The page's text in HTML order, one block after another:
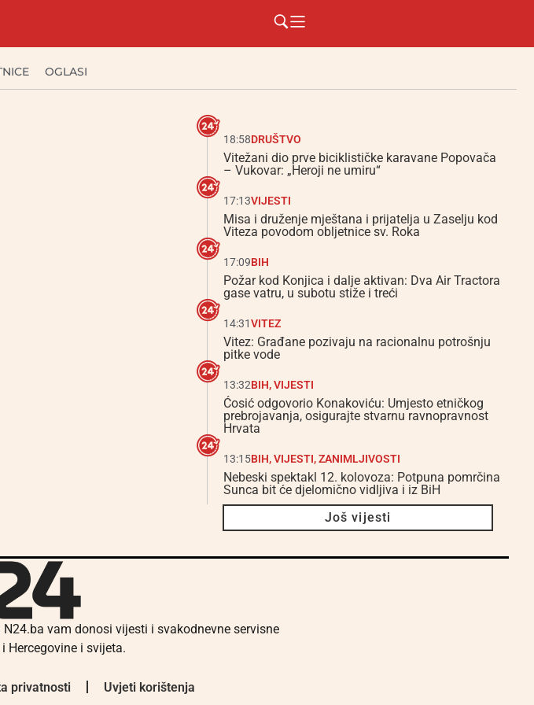
OGLASI
18:58DRUŠTVO
Vitežani dio prve biciklističke karavane Popovača
– Vukovar: „Heroji ne umiru“
17:13VIJESTI
Misa i druženje mještana i prijatelja u Zaselju kod
Viteza povodom obljetnice sv. Roka
17:09BIH
Požar kod Konjica i dalje aktivan: Dva Air Tractora
gase vatru, u subotu stiže i treći
14:31VITEZ
Vitez: Građane pozivaju na racionalnu potrošnju
pitke vode
13:32BIH,VIJESTI
Ćosić odgovorio Konakoviću: Umjesto etničkog
prebrojavanja, osigurajte stvarnu ravnopravnost
Hrvata
13:15BIH,VIJESTI,ZANIMLJIVOSTI
Nebeski spektakl 12. kolovoza: Potpuna pomrčina
Sunca bit će djelomično vidljiva i iz BiH
Još vijesti
vam donosi vijesti i svakodnevne servisne
Hercegovine i svijeta.
privatnosti Uvjeti korištenja